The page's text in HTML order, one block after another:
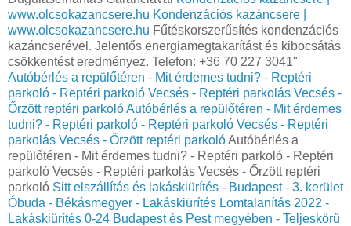
www.olcsokazancsere.hu Kondenzációs kazáncsere |
www.olcsokazancsere.hu Fűtéskorszerűsítés kondenzációs
kazáncserével. Jelentős energiamegtakarítást és kibocsátás
csökkentést eredményez. Telefon: +36 70 227 3041"
Autóbérlés a repülőtéren - Mit érdemes tudni? - Reptéri
parkoló - Reptéri parkoló Vecsés - Reptéri parkolás Vecsés -
Őrzött reptéri parkolóAutóbérlés a repülőtéren - Mit érdemes
tudni? - Reptéri parkoló - Reptéri parkoló Vecsés - Reptéri
parkolás Vecsés - Őrzött reptéri parkolóAutóbérlés a
repülőtéren - Mit érdemes tudni? - Reptéri parkoló - Reptéri
parkoló Vecsés - Reptéri parkolás Vecsés - Őrzött reptéri
parkoló Sitt elszállítás és lakáskiürítés - Budapest - 3. kerület
Óbuda - Békásmegyer - Lakáskiürítés Lomtalanítás‎ 2022 -
Lakáskiürítés 0-24 Budapest és Pest megyében‎ - Teljeskörű